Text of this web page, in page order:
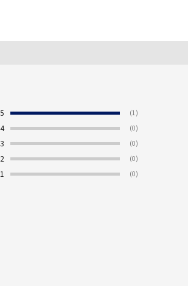
5 (1)
4 (0)
3 (0)
2 (0)
1 (0)